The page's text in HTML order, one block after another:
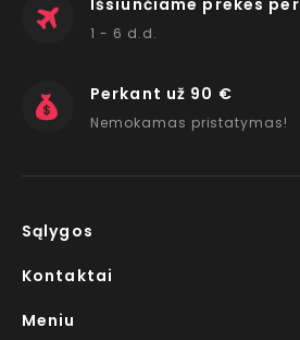
Išsiunčiame prekes per
1 - 6 d.d.
Perkant už 90 €
Nemokamas pristatymas!
Sąlygos
Kontaktai
Meniu